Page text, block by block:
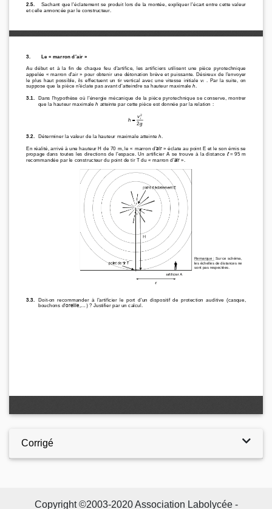
Corrigé
Copyright ©2003-2020 Association Labolycée -